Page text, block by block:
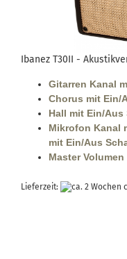
Ibanez T30II -
Gitarren Kanal
Chorus mit Ein/
Hall mit Ein/Aus
Mikrofon Kanal
mit Ein/Aus
Master Volumen
Lieferzeit: